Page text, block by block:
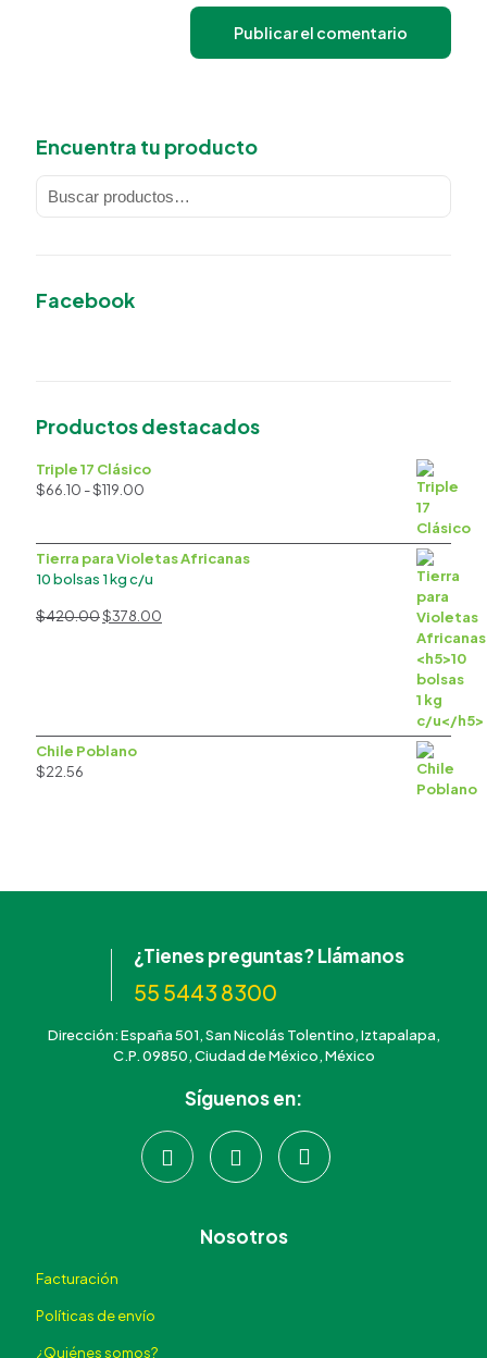
Encuentra tu producto
Facebook
Productos destacados
Triple 17 Clásico
$66.10 -$119.00
desde
$66.10
$119.00
Tierra para Violetas Africanas
10 bolsas 1 kg c/u
$420.00El
$378.00
Chile Poblano
$22.56
¿Tienes preguntas? Llámanos
55 5443 8300
Dirección: España 501, San Nicolás Tolentino, Iztapalapa,
C.P. 09850, Ciudad de México, México
Síguenos en:
Nosotros
Facturación
Políticas de envío
¿Quiénes somos?